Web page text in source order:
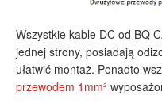
Wszystkie kable DC od BQ
jednej strony, posiadają
ułatwić montaż. Ponadto
przewodem 1mm²